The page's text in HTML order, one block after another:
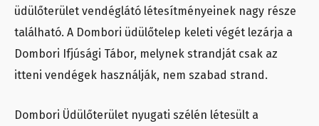
üdülőterület vendéglátó létesítményeinek nagy része
található. A Dombori üdülőtelep keleti végét lezárja a
Dombori Ifjúsági Tábor, melynek strandját csak az
itteni vendégek használják, nem szabad strand.
Dombori Üdülőterület nyugati szélén létesült a